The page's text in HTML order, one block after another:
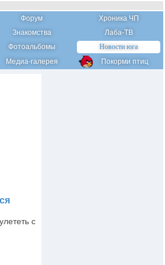
Форум
Хроника ЧП
Знакомства
Лаба-ТВ
Фотоальбомы
Новости юга
Медиа-галерея
Покорми птиц
с